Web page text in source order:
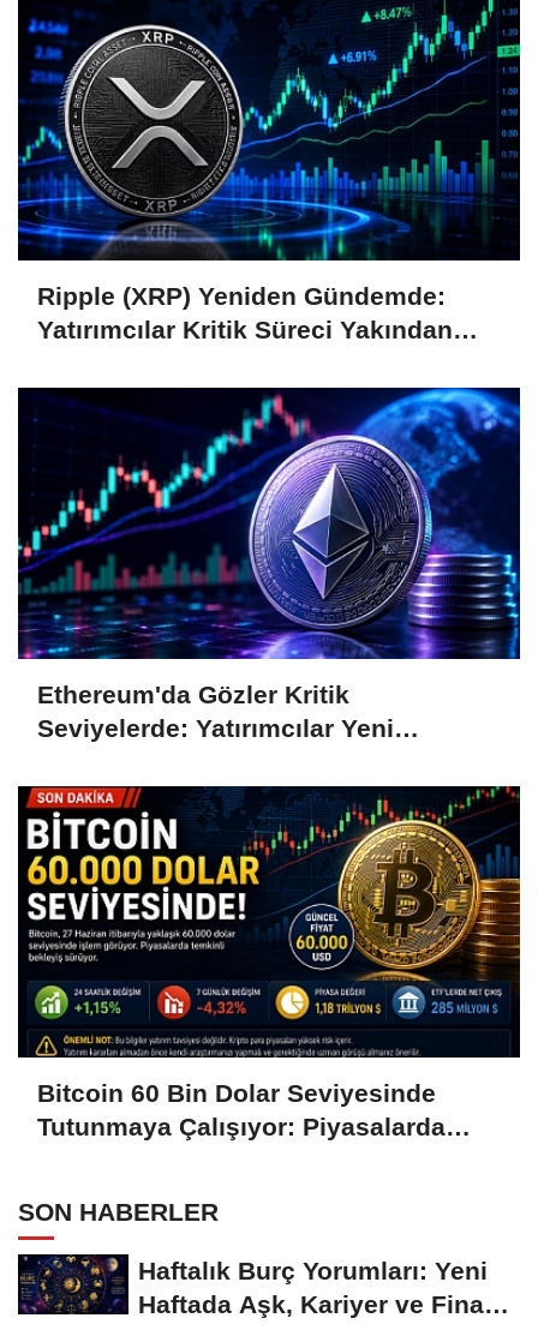
Ripple (XRP) Yeniden Gündemde:
Yatırımcılar Kritik Süreci Yakından
Ethereum'da Gözler Kritik
Seviyelerde: Yatırımcılar Yeni
Bitcoin 60 Bin Dolar Seviyesinde
Tutunmaya Çalışıyor: Piyasalarda
SON HABERLER
Haftalık Burç Yorumları: Yeni
Haftada Aşk, Kariyer ve Finans